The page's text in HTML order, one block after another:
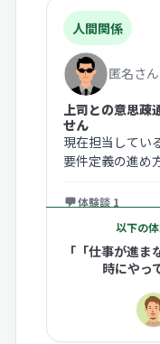
人間関係
上司との意思疎
せん
現在担当してい
要件定義の進め
匿名さ
体験談 1
以下の
「「仕事が進
時にやっ